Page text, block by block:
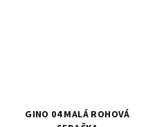
GINO 04 MALÁ ROHOVÁ